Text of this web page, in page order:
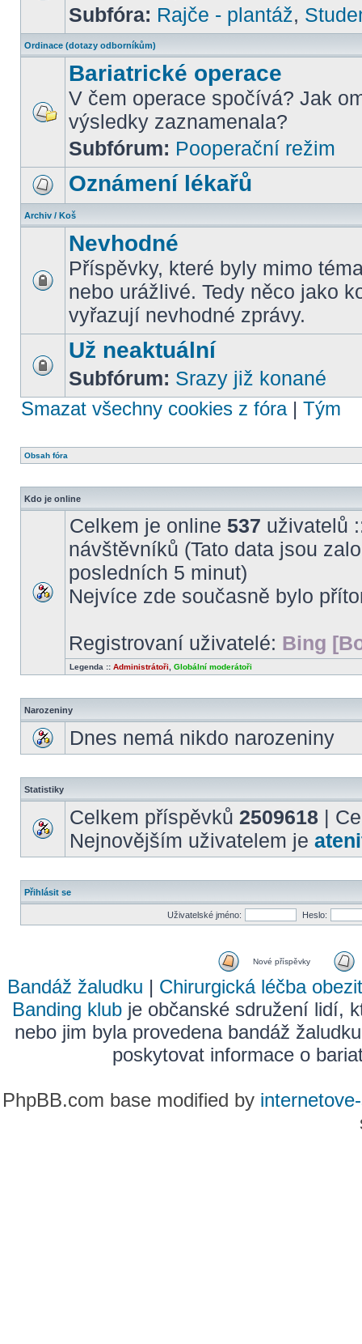
Subfóra: Rajče - plantáž,
Ordinace (dotazy odborníkům)
Bariatrické operace
V čem operace spočívá? Jak
výsledky zaznamenala?
Subfórum: Pooperační režim
Oznámení lékařů
Archiv / Koš
Nevhodné
Příspěvky, které byly mimo
nebo urážlivé. Tedy něco jako
vyřazují nevhodné zprávy.
Už neaktuální
Subfórum: Srazy již konané
Smazat všechny cookies z fóra| Tým
Obsah fóra
Kdo je online
Celkem je online 537 uživatelů
návštěvníků (Tato data jsou
posledních 5 minut)
Nejvíce zde současně bylo
Registrovaní uživatelé: Bing
Legenda :: Administrátoři Globální moderátoři
Narozeniny
Dnes nemá nikdo narozeniny
Statistiky
Celkem příspěvků 2509618 |
Nejnovějším uživatelem je
Přihlásit se
Uživatelské jméno: Heslo:
Nové příspěvky
Bandáž žaludku | Chirurgická léčba
Banding klub je občanské sdružení lidí,
nebo jim byla provedena bandáž
poskytovat informace o
PhpBB.com base modified by